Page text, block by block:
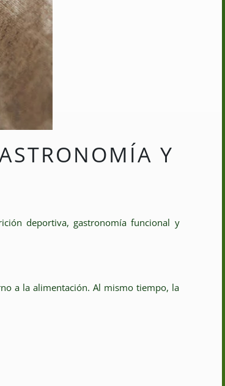
Y
deportiva, gastronomía funcional y
a la alimentación. Al mismo tiempo, la